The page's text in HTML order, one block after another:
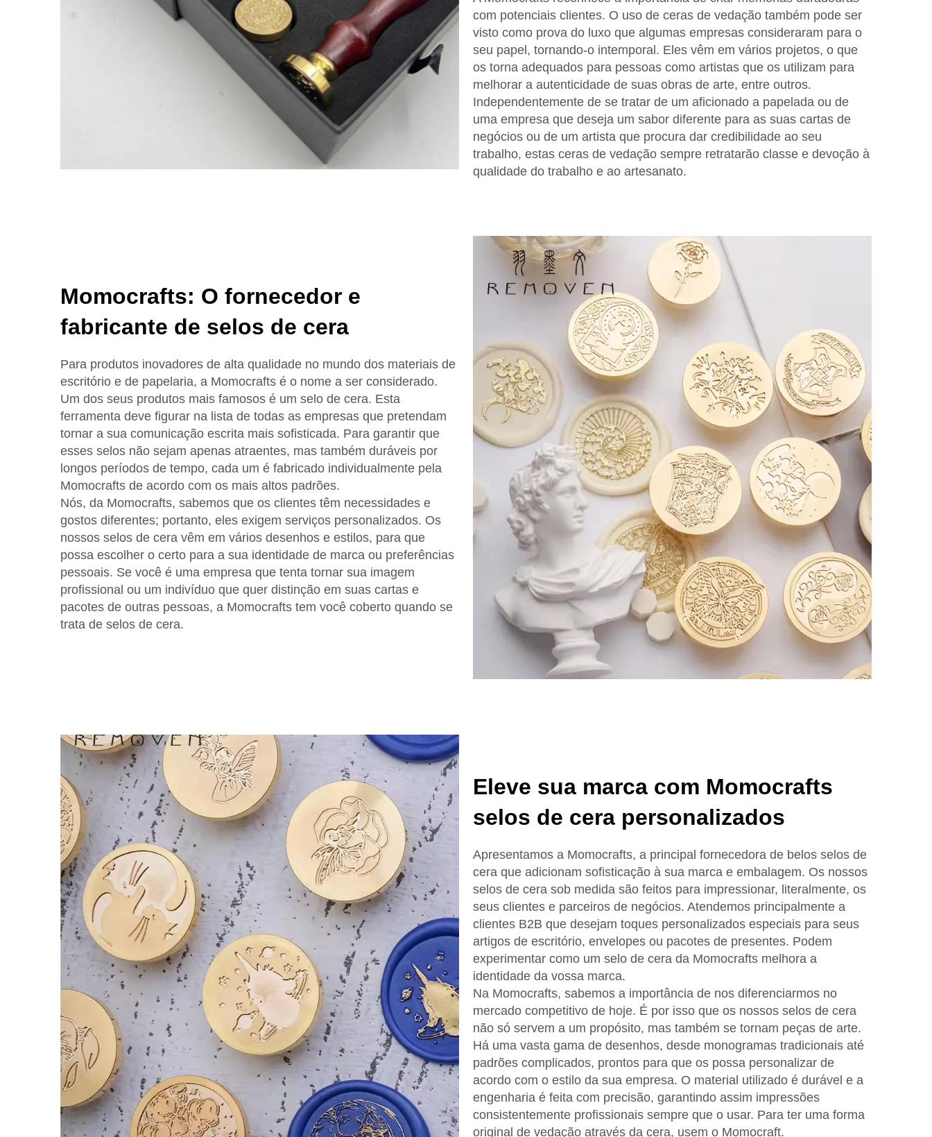
com potenciais clientes. O uso de ceras de vedação também pode ser
visto como prova do luxo que algumas empresas consideraram para o
seu papel, tornando-o intemporal. Eles vêm em vários projetos, o que
os torna adequados para pessoas como artistas que os utilizam para
melhorar a autenticidade de suas obras de arte, entre outros.
Independentemente de se tratar de um aficionado a papelada ou de
uma empresa que deseja um sabor diferente para as suas cartas de
negócios ou de um artista que procura dar credibilidade ao seu
trabalho, estas ceras de vedação sempre retratarão classe e devoção à
qualidade do trabalho e ao artesanato.
Momocrafts: O fornecedor e
fabricante de selos de cera
Para produtos inovadores de alta qualidade no mundo dos materiais de
escritório e de papelaria, a Momocrafts é o nome a ser considerado.
Um dos seus produtos mais famosos é um selo de cera. Esta
ferramenta deve figurar na lista de todas as empresas que pretendam
tornar a sua comunicação escrita mais sofisticada. Para garantir que
esses selos não sejam apenas atraentes, mas também duráveis por
longos períodos de tempo, cada um é fabricado individualmente pela
Momocrafts de acordo com os mais altos padrões.
Nós, da Momocrafts, sabemos que os clientes têm necessidades e
gostos diferentes; portanto, eles exigem serviços personalizados. Os
nossos selos de cera vêm em vários desenhos e estilos, para que
possa escolher o certo para a sua identidade de marca ou preferências
pessoais. Se você é uma empresa que tenta tornar sua imagem
profissional ou um indivíduo que quer distinção em suas cartas e
pacotes de outras pessoas, a Momocrafts tem você coberto quando se
trata de selos de cera.
Eleve sua marca com Momocrafts
selos de cera personalizados
Apresentamos a Momocrafts, a principal fornecedora de belos selos de
cera que adicionam sofisticação à sua marca e embalagem. Os nossos
selos de cera sob medida são feitos para impressionar, literalmente, os
seus clientes e parceiros de negócios. Atendemos principalmente a
clientes B2B que desejam toques personalizados especiais para seus
artigos de escritório, envelopes ou pacotes de presentes. Podem
experimentar como um selo de cera da Momocrafts melhora a
identidade da vossa marca.
Na Momocrafts, sabemos a importância de nos diferenciarmos no
mercado competitivo de hoje. É por isso que os nossos selos de cera
não só servem a um propósito, mas também se tornam peças de arte.
Há uma vasta gama de desenhos, desde monogramas tradicionais até
padrões complicados, prontos para que os possa personalizar de
acordo com o estilo da sua empresa. O material utilizado é durável e a
engenharia é feita com precisão, garantindo assim impressões
consistentemente profissionais sempre que o usar. Para ter uma forma
original de vedação através da cera, usem o Momocraft.